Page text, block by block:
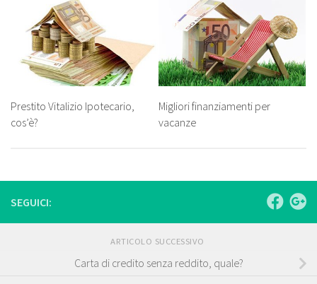
Prestito Vitalizio Ipotecario,
cos’è?
Migliori finanziamenti per
vacanze
SEGUICI:
ARTICOLO SUCCESSIVO
Carta di credito senza reddito, quale?